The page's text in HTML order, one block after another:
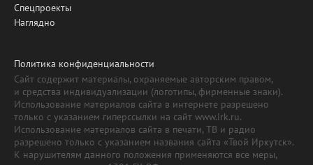
Спецпроекты
Наглядно
Политика конфиденциальности
Сайт содержит материалы, охраняемые авторским правом,
и средства индивидуализации (логотипы, фирменные знаки).
Использование материалов сайта в интернете разрешено
только с указанием гиперссылки на сайт www.irk.ru.
Использование материалов сайта в печати, ТВ и радио
разрешено только с указанием названия сайта «Твой Иркутск».
К нарушителям данного положения применяются все меры,